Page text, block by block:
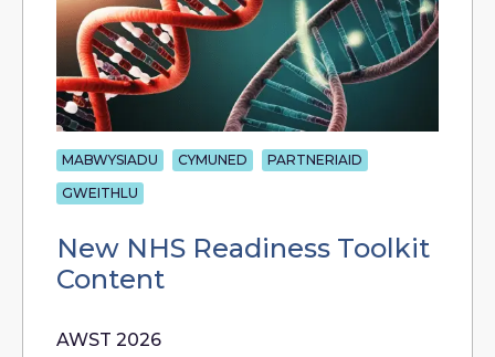
MABWYSIADU CYMUNED
PARTNERIAID
GWEITHLU
New NHS Readiness Toolkit
Content
AWST 2026